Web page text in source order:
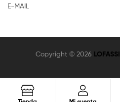
E-MAIL
Copyright © 2026 LOFASSI